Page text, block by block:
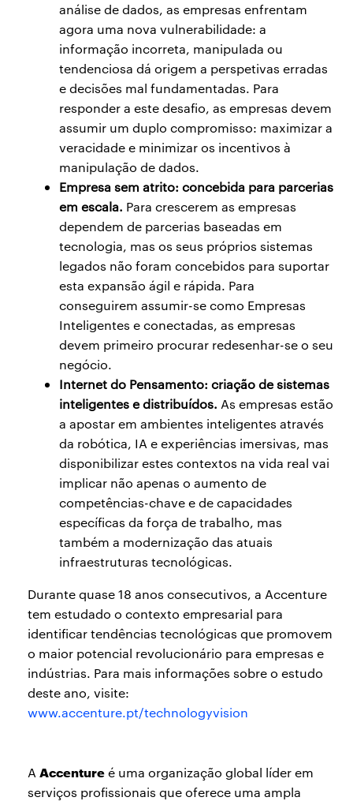
análise de dados, as empresas enfrentam
agora uma nova vulnerabilidade: a
informação incorreta, manipulada ou
tendenciosa dá origem a perspetivas erradas
e decisões mal fundamentadas. Para
responder a este desafio, as empresas devem
assumir um duplo compromisso: maximizar a
veracidade e minimizar os incentivos à
manipulação de dados.
Empresa sem atrito: concebida para parcerias
em escala. Para crescerem as empresas
dependem de parcerias baseadas em
tecnologia, mas os seus próprios sistemas
legados não foram concebidos para suportar
esta expansão ágil e rápida. Para
conseguirem assumir-se como Empresas
Inteligentes e conectadas, as empresas
devem primeiro procurar redesenhar-se o seu
negócio.
Internet do Pensamento: criação de sistemas
inteligentes e distribuídos. As empresas estão
a apostar em ambientes inteligentes através
da robótica, IA e experiências imersivas, mas
disponibilizar estes contextos na vida real vai
implicar não apenas o aumento de
competências-chave e de capacidades
específicas da força de trabalho, mas
também a modernização das atuais
infraestruturas tecnológicas.
Durante quase 18 anos consecutivos, a Accenture
tem estudado o contexto empresarial para
identificar tendências tecnológicas que promovem
o maior potencial revolucionário para empresas e
indústrias. Para mais informações sobre o estudo
deste ano, visite:
www.accenture.pt/technologyvision
A Accentureé uma organização global líder em
serviços profissionais que oferece uma ampla